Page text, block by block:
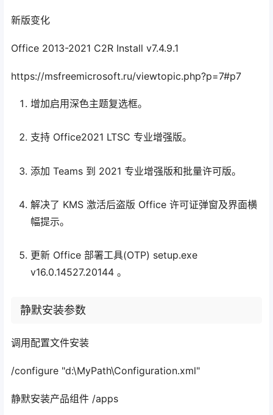
新版变化
Office 2013-2021 C2R Install v7.4.9.1
https://msfreemicrosoft.ru/viewtopic.php?p=7#p7
增加启用深色主题复选框。
支持 Office2021 LTSC 专业增强版。
添加 Teams 到 2021 专业增强版和批量许可版。
解决了 KMS 激活后盗版 Office 许可证弹窗及界面横
幅提示。
更新 Office 部署工具(OTP) setup.exe
v16.0.14527.20144 。
静默安装参数
调用配置文件安装
/configure "d:\MyPath\Configuration.xml"
静默安装产品组件 /apps